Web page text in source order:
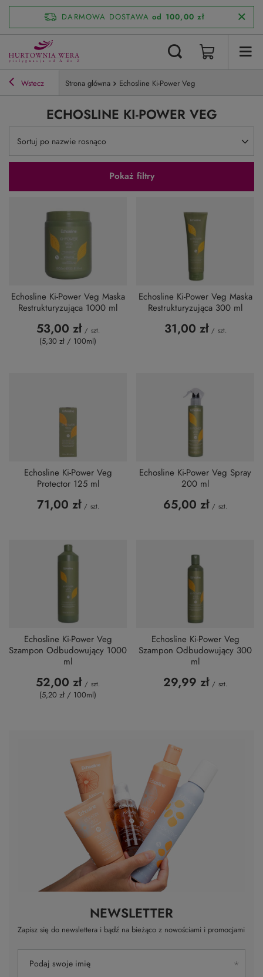
DARMOWA DOSTAWA od 100,00 zł
Wstecz Strona główna Echosline Ki-Power Veg
ECHOSLINE KI-POWER VEG
Zmień sortowanie
Sortuj po nazwie rosnąco
Pokaż filtry
Echosline Ki-Power Veg Maska
Restrukturyzująca 1000 ml
53,00 zł / szt.
(5,30 zł / 100ml)
Echosline Ki-Power Veg Maska
Restrukturyzująca 300 ml
31,00 zł / szt.
Echosline Ki-Power Veg
Protector 125 ml
71,00 zł / szt.
Echosline Ki-Power Veg Spray
200 ml
65,00 zł / szt.
Echosline Ki-Power Veg
Szampon Odbudowujący 1000
ml
52,00 zł / szt.
(5,20 zł / 100ml)
Echosline Ki-Power Veg
Szampon Odbudowujący 300
ml
29,99 zł / szt.
NEWSLETTER
Zapisz się do newslettera i bądź na bieżąco z nowościami i promocjami
Podaj swoje imię